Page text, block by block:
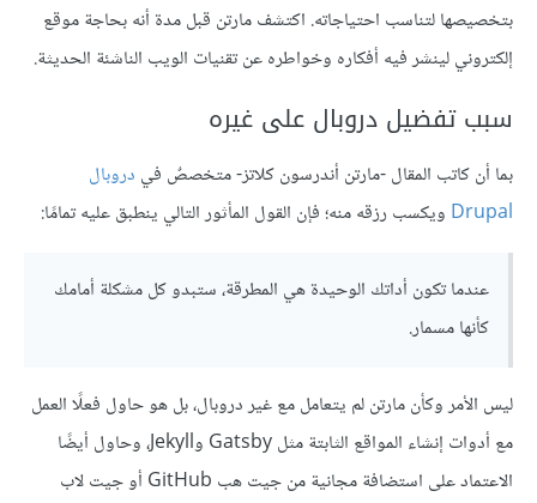
بتخصيصها لتناسب احتياجاته. اكتشف مارتن قبل مدة أنه بحاجة موقع
إلكتروني لينشر فيه أفكاره وخواطره عن تقنيات الويب الناشئة الحديثة.
سبب تفضيل دروبال على غيره
بما أن كاتب المقال -مارتن أندرسون كلاتز- متخصصٌ في دروبال
Drupal ويكسب رزقه منه؛ فإن القول المأثور التالي ينطبق عليه تمامًا:
عندما تكون أداتك الوحيدة هي المطرقة، ستبدو كل مشكلة أمامك
كأنها مسمار.
ليس الأمر وكأن مارتن لم يتعامل مع غير دروبال، بل هو حاول فعلًا العمل
مع أدوات إنشاء المواقع الثابتة مثل Gatsby وJekyll، وحاول أيضًا
الاعتماد على استضافة مجانية من جيت هب GitHub أو جيت لاب